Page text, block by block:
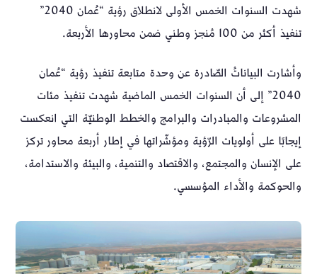
شهدت السنوات الخمس الأولى لانطلاق رؤية “عُمان 2040”
تنفيذ أكثر من 100 مُنجز وطني ضمن محاورها الأربعة.
وأشارت البياناتُ الصّادرة عن وحدة متابعة تنفيذ رؤية “عُمان
2040” إلى أن السنوات الخمس الماضية شهدت تنفيذ مئات
المشروعات والمبادرات والبرامج والخطط الوطنيّة التي انعكست
إيجابًا على أولويات الرّؤية ومؤشّراتها في إطار أربعة محاور تركز
على الإنسان والمجتمع، والاقتصاد والتنمية، والبيئة والاستدامة،
والحوكمة والأداء المؤسسي.